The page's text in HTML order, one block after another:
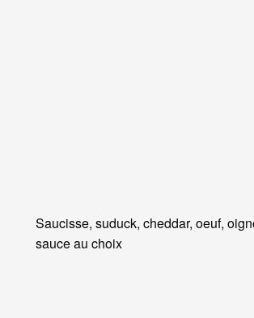
Saucisse, suduck, cheddar, oeuf,
sauce au choix